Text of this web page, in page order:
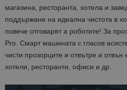
магазина, ресторанта, хотела и
поддържане на идеална чистота в
повече отговарят а роботите! За
Pro. Смарт машината с гласов
чисти прозорците и отвътре и
хотели, ресторанти, офиси и др.